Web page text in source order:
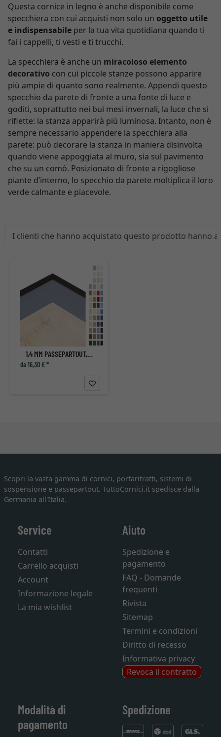
Questa cornice in legno è anche disponibile come
specchiera con cui acquisti non solo un oggetto utile
e indispensabile per la tua vita quotidiana quando ti
fai i cappelli, ti vesti e ti trucchi.
La specchiera è anche un miracoloso elemento
decorativo con cui piccole stanze possono apparire
più ampie di quanto sono realmente. Appendi questo
specchio da parete di fronte a una fonte di luce e
goditi, soprattutto nei bui mesi invernali, la luce che si
riflette: la stanza apparirà più luminosa. Intanto, non è
sempre necessario appendere la specchiera alla
parete: può decorare la stanza in maniera disinvolta
quando viene appoggiata al muro, sia sul pavimento
che su un comò. Posizionato di fronte a rigogliose
piante d’interno, lo specchio da parete moltiplica il loro
verde calmante e piacevole.
I clienti che hanno acquistato questo prodotto hanno
da 16,30 € *
Scopri la vasta gamma di cornici, portaritratti, sistemi di
sospensione e passepartout. TuttoCornici.it spedisce dalla
Germania all'Italia.
Service
Contatti
Carrello acquisti
Account
Informazione legale
La mia wishlist
Aiuto
Spedizione e
pagamento
FAQ - Domande
frequenti
Rivista
Sitemap
Termini e condizioni
Diritto di recesso
Informativa privacy
Revoca il contratto
Modalità di
pagamento
Spedizione